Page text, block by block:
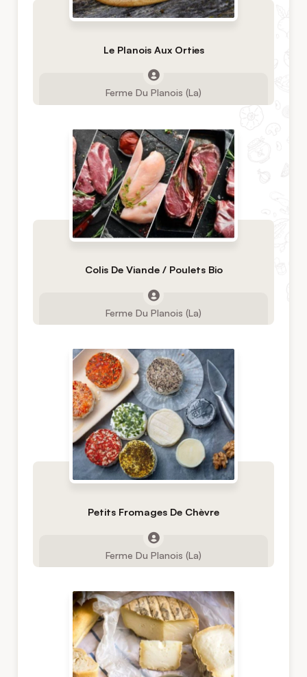
Le Planois Aux Orties
Ferme Du Planois (La)
Colis De Viande / Poulets Bio
Ferme Du Planois (La)
Petits Fromages De Chèvre
Ferme Du Planois (La)